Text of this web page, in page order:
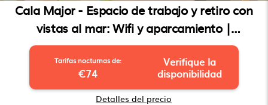
Cala Major - Espacio de trabajo y retiro con
vistas al mar: Wifi y aparcamiento |
Apartamento en Palma
Tarifas nocturnas de:
€74
Verifique la
disponibilidad
Detalles del precio